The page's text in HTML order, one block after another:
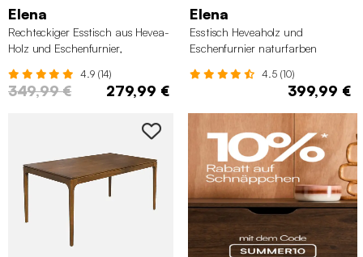
Elena
Rechteckiger Esstisch aus Hevea-
Holz und Eschenfurnier,
4.9 (14)
349,99 € 279,99 €
Elena
Esstisch Heveaholz und
Eschenfurnier naturfarben
4.5 (10)
399,99 €